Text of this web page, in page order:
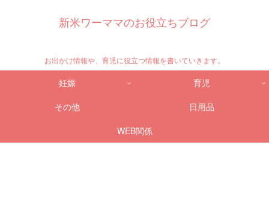
新米ワーママのお役立ちブログ
お出かけ情報や、育児に役立つ情報を書いていきます。
妊娠
育児
その他
日用品
WEB関係